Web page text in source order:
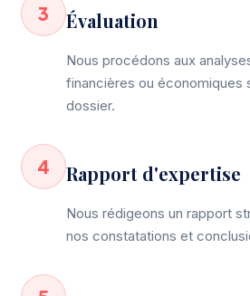
3 Évaluation
Nous procédons aux
financières ou économiques
dossier.
4 Rapport d'expertise
Nous rédigeons un rapport
nos constatations et